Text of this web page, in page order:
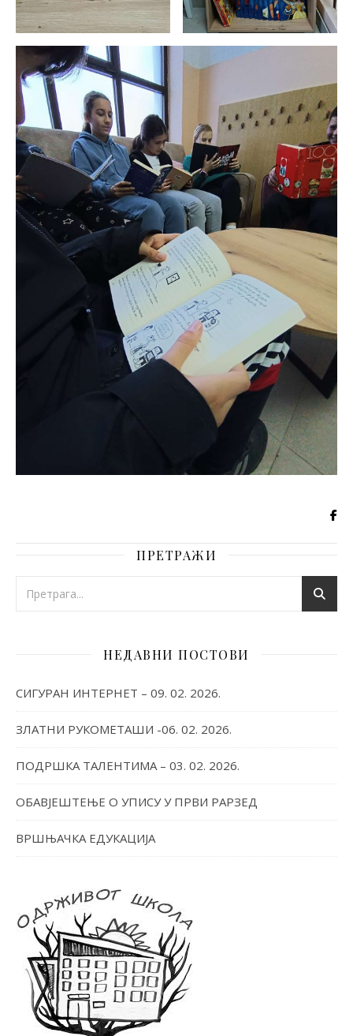
ПРЕТРАЖИ
НЕДАВНИ ПОСТОВИ
СИГУРАН ИНТЕРНЕТ – 09. 02. 2026.
ЗЛАТНИ РУКОМЕТАШИ -06. 02. 2026.
ПОДРШКА ТАЛЕНТИМА – 03. 02. 2026.
ОБАВЈЕШТЕЊЕ О УПИСУ У ПРВИ РАРЗЕД
ВРШЊАЧКА ЕДУКАЦИЈА